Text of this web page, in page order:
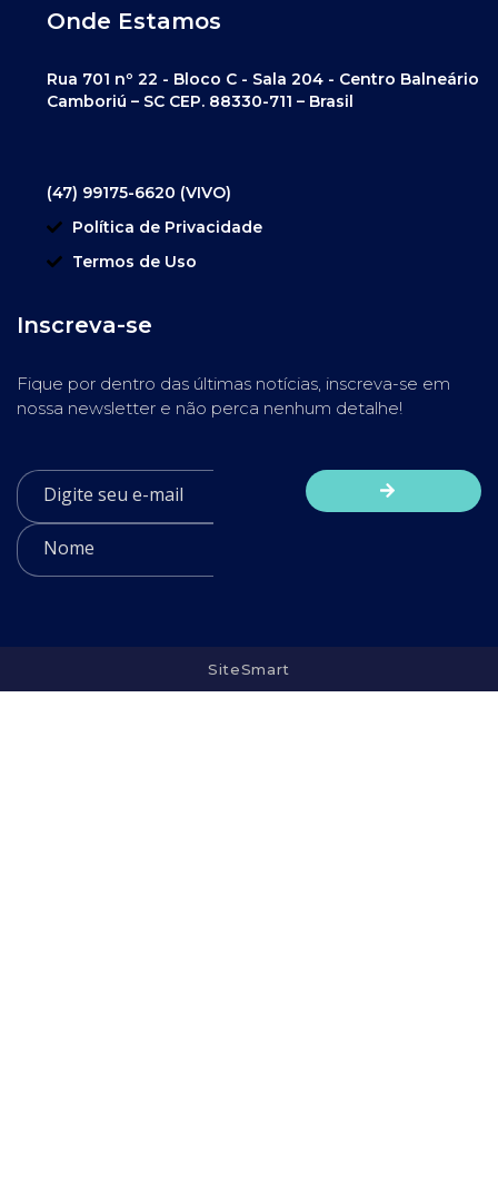
Onde Estamos
Rua 701 nº 22 - Bloco C - Sala 204 - Centro Balneário
Camboriú – SC CEP. 88330-711 – Brasil
(47) 99175-6620 (VIVO)
Política de Privacidade
Termos de Uso
Inscreva-se
Fique por dentro das últimas notícias, inscreva-se em
nossa newsletter e não perca nenhum detalhe!
SiteSmart